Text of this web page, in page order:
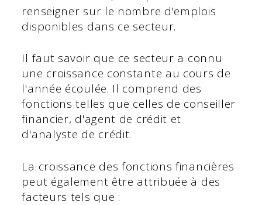
renseigner sur le nombre d'emplois
disponibles dans ce secteur.
Il faut savoir que ce secteur a connu
une croissance constante au cours de
l'année écoulée. Il comprend des
fonctions telles que celles de conseiller
financier, d'agent de crédit et
d'analyste de crédit.
La croissance des fonctions financières
peut également être attribuée à des
facteurs tels que :